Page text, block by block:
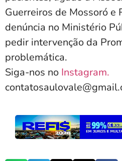
Guerreiros de Mossoró e
denúncia no Ministério
pedir intervenção da
problemática.
Siga-nos no Instagram.